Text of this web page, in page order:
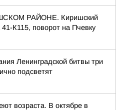
РАЙОНЕ. Киришский
41-К115, поворот на Пчевку
Ленинградской битвы три
подсветят
возраста. В октябре в